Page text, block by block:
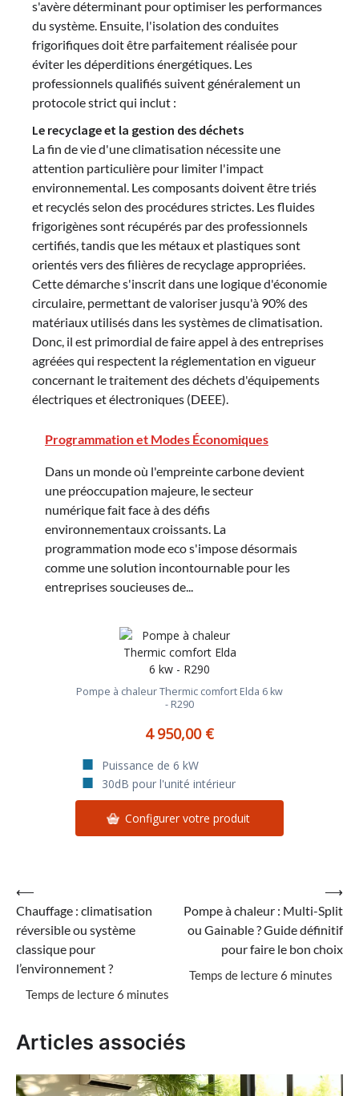
s'avère déterminant pour optimiser les performances
du système. Ensuite, l'isolation des conduites
frigorifiques doit être parfaitement réalisée pour
éviter les déperditions énergétiques. Les
professionnels qualifiés suivent généralement un
protocole strict qui inclut :
Le recyclage et la gestion des déchets
La fin de vie d'une climatisation nécessite une
attention particulière pour limiter l'impact
environnemental. Les composants doivent être triés
et recyclés selon des procédures strictes. Les fluides
frigorigènes sont récupérés par des professionnels
certifiés, tandis que les métaux et plastiques sont
orientés vers des filières de recyclage appropriées.
Cette démarche s'inscrit dans une logique d'économie
circulaire, permettant de valoriser jusqu'à 90% des
matériaux utilisés dans les systèmes de climatisation.
Donc, il est primordial de faire appel à des entreprises
agréées qui respectent la réglementation en vigueur
concernant le traitement des déchets d'équipements
électriques et électroniques (DEEE).
Programmation et Modes Économiques
Dans un monde où l'empreinte carbone devient
une préoccupation majeure, le secteur
numérique fait face à des défis
environnementaux croissants. La
programmation mode eco s'impose désormais
comme une solution incontournable pour les
entreprises soucieuses de...
Pompe à chaleur Thermic comfort Elda 6 kw
- R290
4 950,00 €
Puissance de 6 kW
30dB pour l'unité intérieur
Configurer votre produit
Navigation
de
l’article
⟵
Chauffage : climatisation
réversible ou système
classique pour
l’environnement ?
Pompe à chaleur : Multi-Split
ou Gainable ? Guide définitif
pour faire le bon choix
⟶
Articles associés